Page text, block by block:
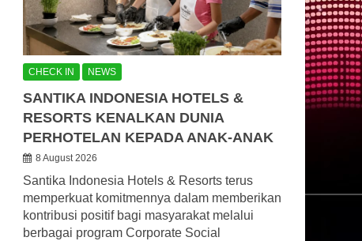
CHECK IN NEWS
SANTIKA INDONESIA HOTELS &
RESORTS KENALKAN DUNIA
PERHOTELAN KEPADA ANAK-ANAK
8 August 2026
Santika Indonesia Hotels & Resorts terus
memperkuat komitmennya dalam memberikan
kontribusi positif bagi masyarakat melalui
berbagai program Corporate Social